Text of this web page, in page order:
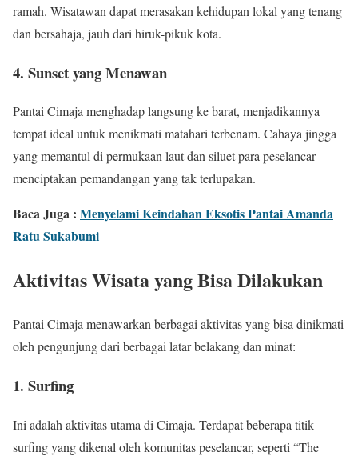
ramah. Wisatawan dapat merasakan kehidupan lokal yang tenang
dan bersahaja, jauh dari hiruk-pikuk kota.
4. Sunset yang Menawan
Pantai Cimaja menghadap langsung ke barat, menjadikannya
tempat ideal untuk menikmati matahari terbenam. Cahaya jingga
yang memantul di permukaan laut dan siluet para peselancar
menciptakan pemandangan yang tak terlupakan.
Baca Juga : Menyelami Keindahan Eksotis Pantai Amanda
Ratu Sukabumi
Aktivitas Wisata yang Bisa Dilakukan
Pantai Cimaja menawarkan berbagai aktivitas yang bisa dinikmati
oleh pengunjung dari berbagai latar belakang dan minat:
1. Surfing
Ini adalah aktivitas utama di Cimaja. Terdapat beberapa titik
surfing yang dikenal oleh komunitas peselancar, seperti “The